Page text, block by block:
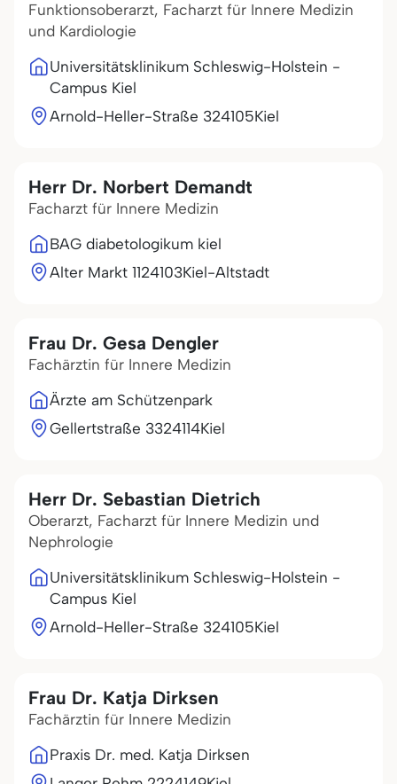
Funktionsoberarzt, Facharzt für Innere Medizin
und Kardiologie
Universitätsklinikum Schleswig-Holstein -
Campus Kiel
Arnold-Heller-Straße 324105Kiel
Herr Dr. Norbert Demandt
Facharzt für Innere Medizin
BAG diabetologikum kiel
Alter Markt 1124103Kiel-Altstadt
Frau Dr. Gesa Dengler
Fachärztin für Innere Medizin
Ärzte am Schützenpark
Gellertstraße 3324114Kiel
Herr Dr. Sebastian Dietrich
Oberarzt, Facharzt für Innere Medizin und
Nephrologie
Universitätsklinikum Schleswig-Holstein -
Campus Kiel
Arnold-Heller-Straße 324105Kiel
Frau Dr. Katja Dirksen
Fachärztin für Innere Medizin
Praxis Dr. med. Katja Dirksen